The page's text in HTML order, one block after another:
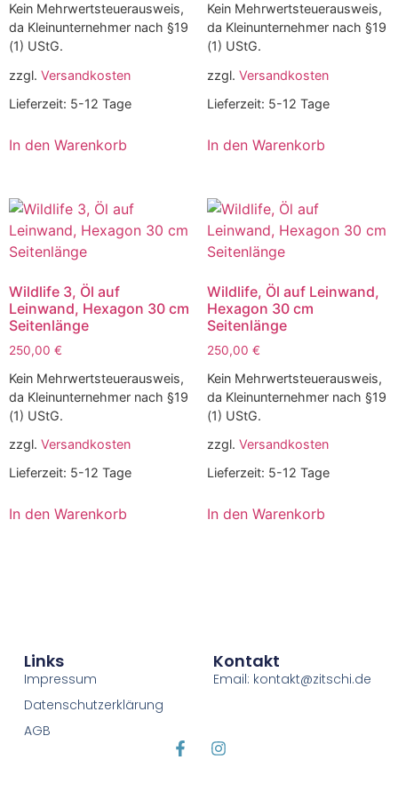
Kein Mehrwertsteuerausweis,
da Kleinunternehmer nach §19
(1) UStG.
zzgl. Versandkosten
Lieferzeit: 5-12 Tage
In den Warenkorb
Kein Mehrwertsteuerausweis,
da Kleinunternehmer nach §19
(1) UStG.
zzgl. Versandkosten
Lieferzeit: 5-12 Tage
In den Warenkorb
Wildlife 3, Öl auf
Leinwand, Hexagon 30 cm
Seitenlänge
250,00 €
Kein Mehrwertsteuerausweis,
da Kleinunternehmer nach §19
(1) UStG.
zzgl. Versandkosten
Lieferzeit: 5-12 Tage
In den Warenkorb
Wildlife, Öl auf Leinwand,
Hexagon 30 cm
Seitenlänge
250,00 €
Kein Mehrwertsteuerausweis,
da Kleinunternehmer nach §19
(1) UStG.
zzgl. Versandkosten
Lieferzeit: 5-12 Tage
In den Warenkorb
Links
Impressum
Datenschutzerklärung
AGB
Kontakt
Email: kontakt@zitschi.de